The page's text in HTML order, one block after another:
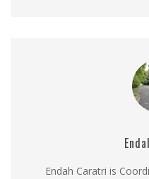
Endah Caratri is